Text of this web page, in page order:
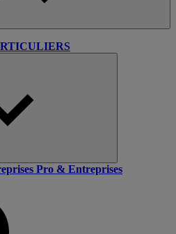
Pro & Entreprises